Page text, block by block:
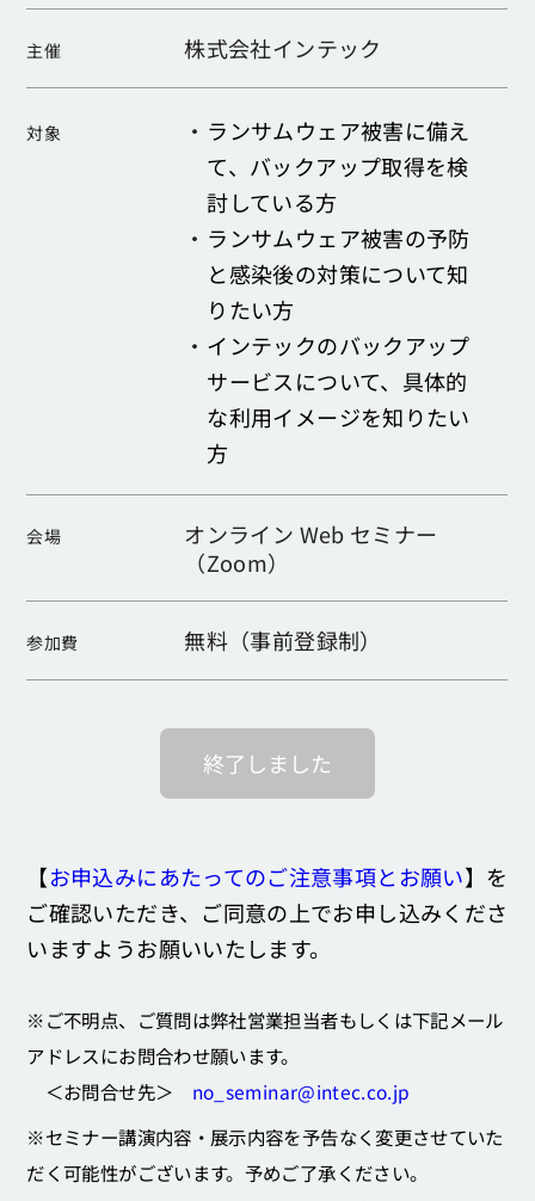
主催 株式会社インテック
対象 ・ ランサムウェア被害に備え
て、バックアップ取得を検
討している方
・ ランサムウェア被害の予防
と感染後の対策について知
りたい方
・ インテックのバックアップ
サービスについて、具体的
な利用イメージを知りたい
方
会場
オンライン Web セミナー
（Zoom）
参加費 無料（事前登録制）
終了しました
【お申込みにあたってのご注意事項とお願い】を
ご確認いただき、ご同意の上でお申し込みくださ
いますようお願いいたします。
※ご不明点、ご質問は弊社営業担当者もしくは下記メール
アドレスにお問合わせ願います。
＜お問合せ先＞
no_seminar@intec.co.jp
※セミナー講演内容・展示内容を予告なく変更させていた
だく可能性がございます。予めご了承ください。